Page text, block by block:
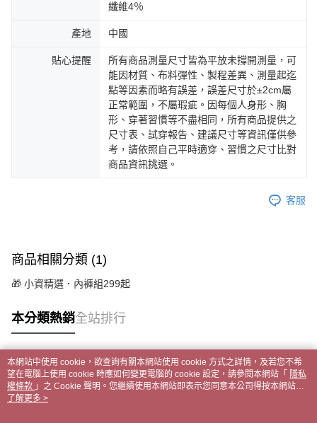
纖維4％
產地 中國
貼心提醒
所有商品測量尺寸皆為平放未撐開測量，可
能因材質、布料彈性、製程差異、測量起迄
點等因素而略有誤差，誤差尺寸於±2cm屬
正常範圍，不屬瑕疵。因每個人身形、胸
形、穿著習慣等不盡相同，所有商品提供之
尺寸表、試穿報告、建議尺寸等資訊僅供參
考，請依照自己平時適穿、習慣之尺寸比對
商品資訊挑選。
客服
商品相關分類 (1)
🎁 小資精選．內褲組299起
本分類熱銷全站排行
熱門標籤
本網站中使用 cookie，欲查詢有關本網站使用 cookie 方式之詳情，及若您不希
望在電腦上使用 cookie 時應如何變更電腦的 cookie 設定，請參閱本網站「 隱私
權條款 」之 Cookie 聲明。您繼續使用本網站即表示您同意本公司得按本網站使
用條款之 Cookie 聲明使用 cookie。
了解更多 >